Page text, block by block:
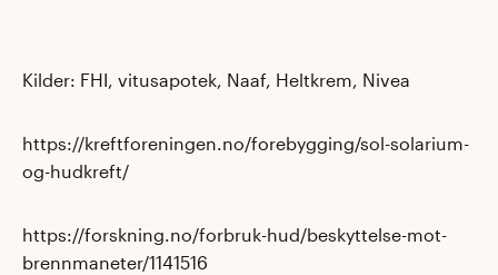
Kilder: FHI, vitusapotek, Naaf, Heltkrem, Nivea
https://kreftforeningen.no/forebygging/sol-solarium-
og-hudkreft/
https://forskning.no/forbruk-hud/beskyttelse-mot-
brennmaneter/1141516